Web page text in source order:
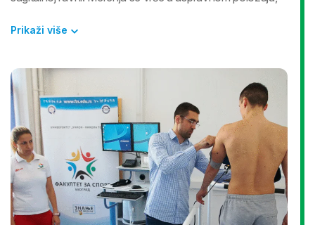
desnu stranu (ukupno 6 testova- merenja).
Procena statusa stopala se obavlja po principu
plantografije (otiska stopala), koji se uzima pomoću
termalno osetljive folije, pomoću uređaja ’’Foot Disc’’. Na
otisku se posmatra simetričnost oba stopala, otisak pete,
širina spoljašnjeg uzdužnog svoda, širina poprečnog
svoda i otisci prstiju.
Prikaži više